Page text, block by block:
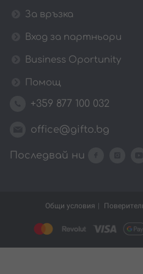
За връзка
Вход за партньори
Business Oportunity
Помощ
+359 877 100 032
office@gifto.bg
Последвай ни
Общи условия